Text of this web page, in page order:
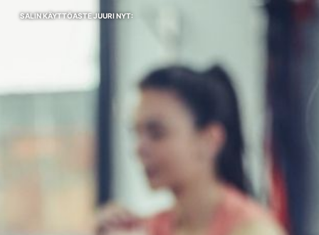
SALIN KÄYTTÖASTE JUURI NYT: